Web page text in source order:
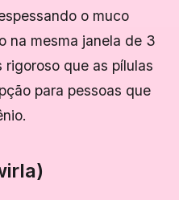
o muco
na mesma janela de 3
que as pílulas
para pessoas que